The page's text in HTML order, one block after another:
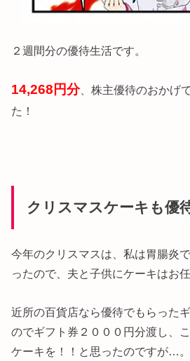
２週間分の優待生活です。
14,268円分、株主優待のおかげ
た！
クリスマスケーキも優
今年のクリスマスは、私は胃腸炎
ったので、夫と子供にケーキはお
近所の百貨店なら優待でもらった
のでギフト券２０００円分渡し、
ケーキを！！と思ったのですが…。